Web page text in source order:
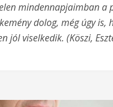
mindennapjaimban a
dolog, még úgy is,
jól viselkedik. (Köszi,